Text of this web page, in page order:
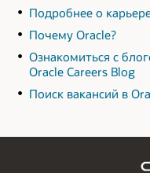
Подробнее о
Почему Oracle?
Ознакомиться с
Oracle Careers Blog
Поиск вакансий в